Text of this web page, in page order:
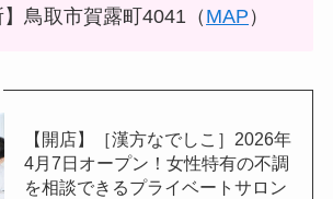
】鳥取市賀露町4041（ MAP ）
【開店】［漢方なでしこ］2026年
4月7日オープン！女性特有の不調
を相談できるプライベートサロン